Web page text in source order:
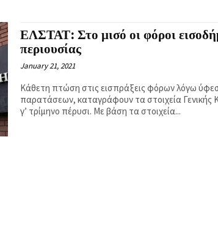
ΕΛΣΤΑΤ: Στο μισό οι φόροι
περιουσίας
January 21, 2021
Κάθετη πτώση στις εισπράξεις φόρων λόγω
παρατάσεων, καταγράφουν τα στοιχεία Γενικής
γ’ τρίμηνο πέρυσι. Με βάση τα στοιχεία...